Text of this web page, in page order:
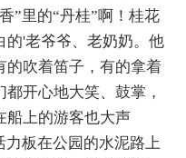
”里的“丹桂”啊！桂花
的'老爷爷、老奶奶。他
的吹着笛子，有的拿着
开心地大笑、鼓掌，
船上的游客也大声
力板在公园的水泥路上